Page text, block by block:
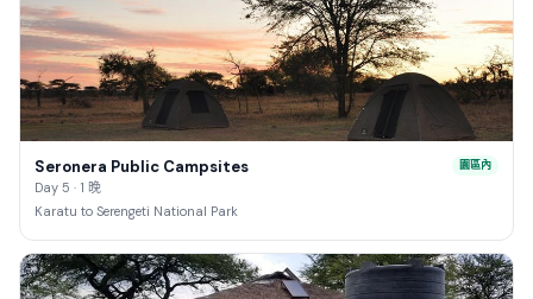
Seronera Public Campsites
Day 5 · 1 晚
Karatu to Serengeti National Park
園區內